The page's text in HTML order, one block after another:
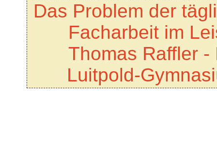
Das Problem der
Facharbeit im
Thomas Raffler
Luitpold-